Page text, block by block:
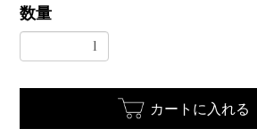
数量
カートに入れる